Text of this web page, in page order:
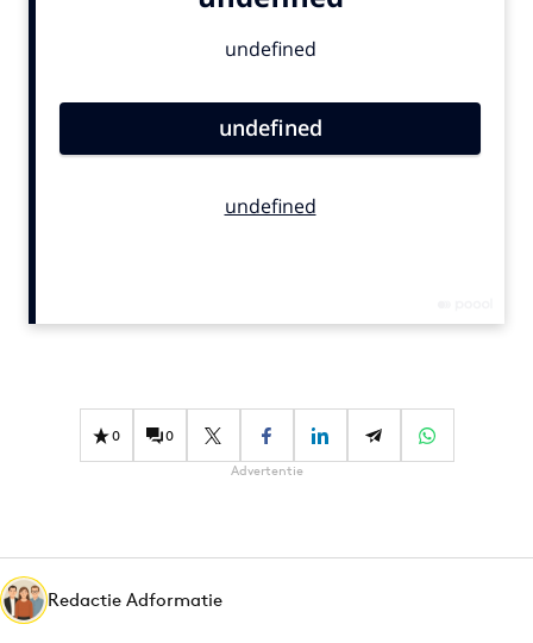
Gedragsverandering
Influencer marketing
Media
Merkstrategie
PR
0 0
Advertentie
Redactie Adformatie